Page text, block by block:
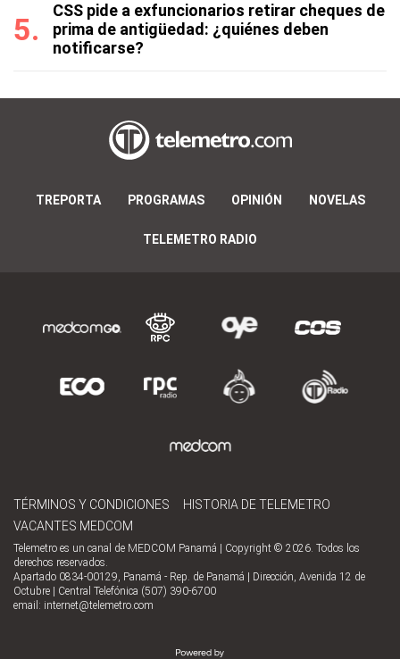
CSS pide a exfuncionarios retirar cheques de
prima de antigüedad: ¿quiénes deben
notificarse?
TREPORTA PROGRAMAS OPINIÓN NOVELAS
TELEMETRO RADIO
TÉRMINOS Y CONDICIONES
HISTORIA DE TELEMETRO
VACANTES MEDCOM
Telemetro es un canal de MEDCOM Panamá | Copyright © 2026. Todos los
derechos reservados.
Apartado 0834-00129, Panamá - Rep. de Panamá | Dirección, Avenida 12 de
Octubre | Central Telefónica (507) 390-6700
email: internet@telemetro.com